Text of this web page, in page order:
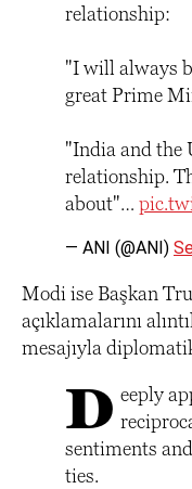
relationship:
"I will always
great Prime
"India and the
relationship.
about"…
— ANI (@ANI)
Modi ise Başkan
açıklamalarını
mesajıyla
D eeply
sentiments
ties.